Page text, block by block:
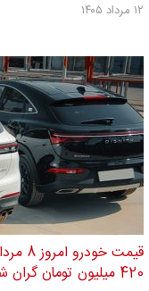
۱۲ مرداد ۱۴۰۵
420 میلیون تومان گران شد؟...